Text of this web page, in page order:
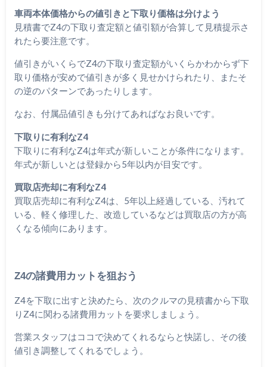
車両本体価格からの値引きと下取り価格は分けよう
見積書でZ4の下取り査定額と値引額が合算して見積提示さ
れたら要注意です。
値引きがいくらでZ4の下取り査定額がいくらかわからず下
取り価格が安めで値引きが多く見せかけられたり、またそ
の逆のパターンであったりします。
なお、付属品値引きも分けてあればなお良いです。
下取りに有利なZ4
下取りに有利なZ4は年式が新しいことが条件になります。
年式が新しいとは登録から5年以内が目安です。
買取店売却に有利なZ4
買取店売却に有利なZ4は、5年以上経過している、汚れて
いる、軽く修理した、改造しているなどは買取店の方が高
くなる傾向にあります。
Z4の諸費用カットを狙おう
Z4を下取に出すと決めたら、次のクルマの見積書から下取
りZ4に関わる諸費用カットを要求しましょう。
営業スタッフはココで決めてくれるならと快諾し、その後
値引き調整してくれるでしょう。